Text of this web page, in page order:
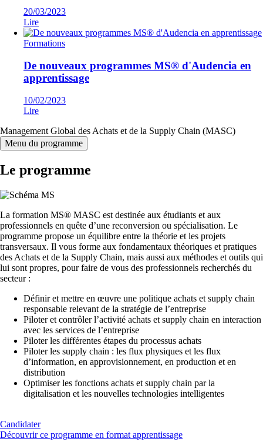
20/03/2023
Lire
Formations
De nouveaux programmes MS® d'Audencia en
apprentissage
10/02/2023
Lire
Management Global des Achats et de la Supply Chain (MASC)
Menu du programme
Le programme
La formation MS® MASC est destinée aux étudiants et aux
professionnels en quête d’une reconversion ou spécialisation. Le
programme propose un équilibre entre la théorie et les projets
transversaux. Il vous forme aux fondamentaux théoriques et pratiques
des Achats et de la Supply Chain, mais aussi aux méthodes et outils qui
lui sont propres, pour faire de vous des professionnels recherchés du
secteur :
Définir et mettre en œuvre une politique achats et supply chain
responsable relevant de la stratégie de l’entreprise
Piloter et contrôler l’activité achats et supply chain en interaction
avec les services de l’entreprise
Piloter les différentes étapes du processus achats
Piloter les supply chain : les flux physiques et les flux
d’information, en approvisionnement, en production et en
distribution
Optimiser les fonctions achats et supply chain par la
digitalisation et les nouvelles technologies intelligentes
Candidater
Découvrir ce programme en format apprentissage